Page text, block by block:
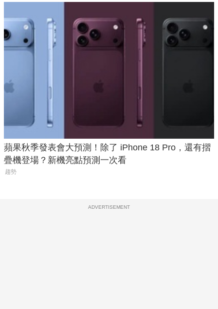
蘋果秋季發表會大預測！除了 iPhone 18 Pro，還有摺
疊機登場？新機亮點預測一次看
趨勢
ADVERTISEMENT